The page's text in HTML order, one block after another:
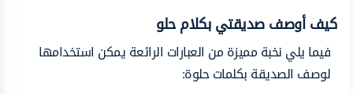
كيف أوصف صديقتي بكلام حلو
فيما يلي نخبة مميزة من العبارات الرائعة يمكن استخدامها
لوصف الصديقة بكلمات حلوة: